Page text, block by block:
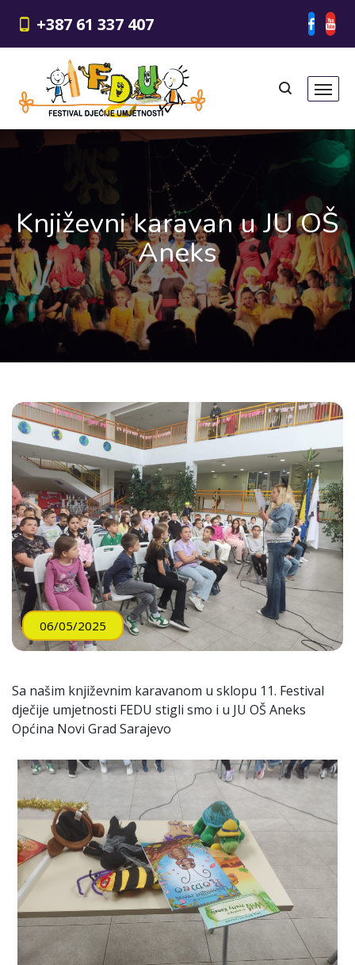
+387 61 337 407
Književni karavan u JU OŠ
Aneks
06/05/2025
Sa našim književnim karavanom u sklopu 11. Festival
dječije umjetnosti FEDU stigli smo i u JU OŠ Aneks
Općina Novi Grad Sarajevo